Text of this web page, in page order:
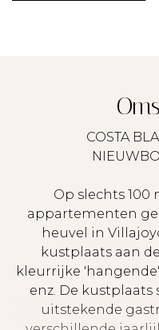
COSTA
Op slechts 100
appartementen
heuvel in
kustplaats aan
kleurrijke
enz. De
uitstekende